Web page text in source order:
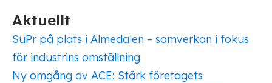
Aktuellt
SuPr på plats i Almedalen – samverkan i fokus
för industrins omställning
Ny omgång av ACE: Stärk företagets